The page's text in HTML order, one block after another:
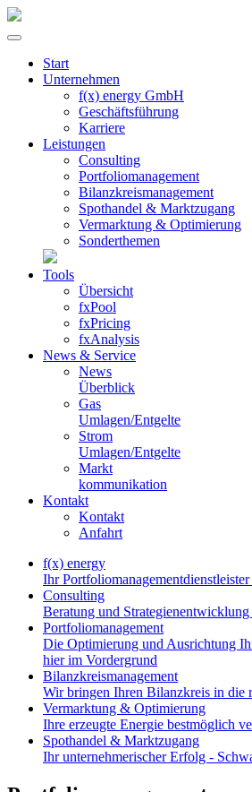
Start
Unternehmen
f(x) energy GmbH
Geschäftsführung
Karriere
Leistungen
Consulting
Portfolio­management
Bilanzkreis­management
Spothandel & Marktzugang
Vermarktung & Optimierung
Sonder­themen
Tools
Übersicht
fxPool
fxPricing
fxAnalysis
News & Service
News
Überblick
Gas
Umlagen/Entgelte
Strom
Umlagen/Entgelte
Markt
kommunikation
Kontakt
Kontakt
Anfahrt
f(x) energy
Ihr
Consulting
Be­ra­tung und
Portfoliomanagement
Die Op­ti­mie­rung und Aus­rich­tung
hier im Vor­der­grund
Bilanzkreismanagement
Wir brin­gen Ih­ren Bi­lanz­kreis in die
Vermarktung & Optimierung
Ih­re er­zeug­te En­er­gie best­mög­lich
Spothandel & Marktzugang
Ihr un­ter­neh­me­ri­scher Er­folg -